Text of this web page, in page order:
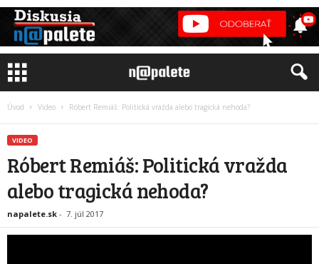
Úvod Video Róbert Remiáš: Politická vražda alebo tragická nehoda?
VIDEO
Róbert Remiáš: Politická vražda
alebo tragická nehoda?
napalete.sk - 7. júl 2017